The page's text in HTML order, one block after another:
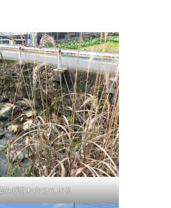
みが崩れかけている